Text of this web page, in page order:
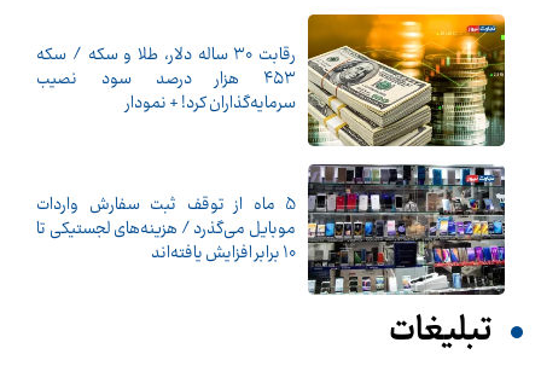
رقابت ۳۰ ساله دلار، طلا و سکه / سکه
۴۵۳ هزار درصد سود نصیب
سرمایه‌گذاران کرد! + نمودار
5 ماه از توقف ثبت سفارش واردات
موبایل می‌گذرد / هزینه‌های لجستیکی تا
10 برابر افزایش یافته‌اند
تبلیغات